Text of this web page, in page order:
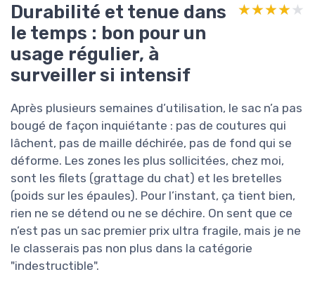
Durabilité et tenue dans
le temps : bon pour un
usage régulier, à
surveiller si intensif
★★★★★
★★★★★
Après plusieurs semaines d’utilisation, le sac n’a pas
bougé de façon inquiétante : pas de coutures qui
lâchent, pas de maille déchirée, pas de fond qui se
déforme. Les zones les plus sollicitées, chez moi,
sont les filets (grattage du chat) et les bretelles
(poids sur les épaules). Pour l’instant, ça tient bien,
rien ne se détend ou ne se déchire. On sent que ce
n’est pas un sac premier prix ultra fragile, mais je ne
le classerais pas non plus dans la catégorie
"indestructible".